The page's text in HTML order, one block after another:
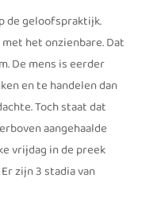
de geloofspraktijk.
het onzienbare. Dat
De mens is eerder
en te handelen dan
Toch staat dat
aangehaalde
vrijdag in de preek
zijn 3 stadia van